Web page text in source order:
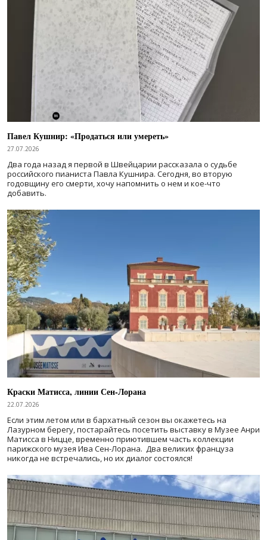
Павел Кушнир: «Продаться или умереть»
27.07.2026
Два года назад я первой в Швейцарии рассказала о судьбе
российского пианиста Павла Кушнира. Сегодня, во вторую
годовщину его смерти, хочу напомнить о нем и кое-что
добавить.
Краски Матисса, линии Сен-Лорана
22.07.2026
Если этим летом или в бархатный сезон вы окажетесь на
Лазурном берегу, постарайтесь посетить выставку в Музее Анри
Матисса в Ницце, временно приютившем часть коллекции
парижского музея Ива Сен-Лорана. Два великих француза
никогда не встречались, но их диалог состоялся!